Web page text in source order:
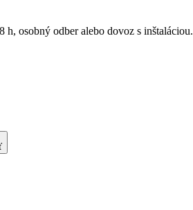
osobný odber alebo dovoz s inštaláciou.